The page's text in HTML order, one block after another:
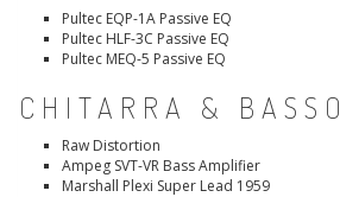
Pultec EQP-1A Passive EQ
Pultec HLF-3C Passive EQ
Pultec MEQ-5 Passive EQ
CHITARRA &
Raw Distortion
Ampeg SVT-VR Bass Amplifier
Marshall Plexi Super Lead 1959